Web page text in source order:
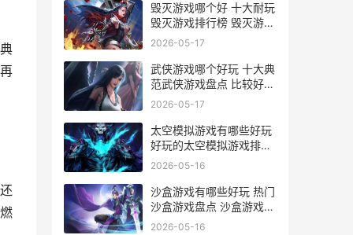
毁灭游戏哪个好 十大耐玩
毁灭游戏排行榜 毁灭游戏
哪个好看
2026-05-17
武侠游戏哪个好玩 十大典
范武侠游戏盘点 比较好的
武侠游戏
2026-05-17
太空模拟游戏有哪些好玩
好玩的太空模拟游戏排行
榜 模拟太空游戏下载中文
2026-05-16
沙盒游戏有哪些好玩 热门
沙盒游戏盘点 沙盒游戏下
载
2026-05-16